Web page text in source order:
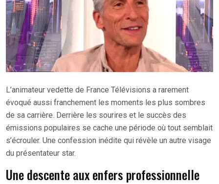
L’animateur vedette de France Télévisions a rarement
évoqué aussi franchement les moments les plus sombres
de sa carrière. Derrière les sourires et le succès des
émissions populaires se cache une période où tout semblait
s’écrouler. Une confession inédite qui révèle un autre visage
du présentateur star.
Une descente aux enfers professionnelle